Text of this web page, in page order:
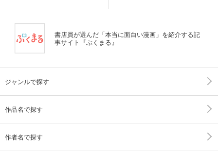
書店員が選んだ「本当に面白い漫画」を紹介する記
事サイト『ぶくまる』
ジャンルで探す
作品名で探す
作者名で探す